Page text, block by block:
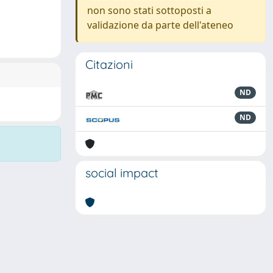
non sono stati sottoposti a
validazione da parte dell'ateneo
Citazioni
ND
ND
social impact